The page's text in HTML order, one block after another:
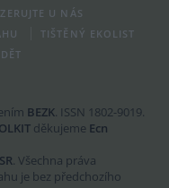
U NÁS
TIŠTĚNÝ EKOLIST
BEZK. ISSN 1802-9019.
děkujeme Ecn
. Všechna práva
je bez předchozího